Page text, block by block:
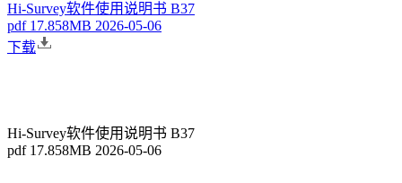
Hi-Survey软件使用说明书 B37
pdf 17.858MB 2026-05-06
下载
Hi-Survey软件使用说明书 B37
pdf 17.858MB 2026-05-06